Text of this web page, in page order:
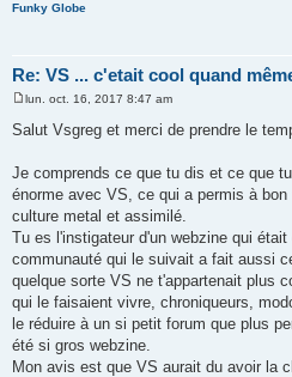
Funky Globe
Re: VS ... c'etait cool quand
e
s
g
e
lun. oct. 16, 2017 8:47 am
Salut Vsgreg et merci de prendre le
Je comprends ce que tu dis et ce que
énorme avec VS, ce qui a permis à
culture metal et assimilé.
Tu es l'instigateur d'un webzine qui
communauté qui le suivait a fait aussi
quelque sorte VS ne t'appartenait plus
qui le faisaient vivre, chroniqueurs,
le réduire à un si petit forum que plus
été si gros webzine.
Mon avis est que VS aurait du avoir la